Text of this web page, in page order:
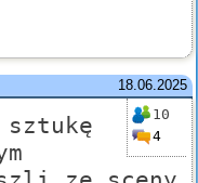
18.06.2025
10
4
sztukę